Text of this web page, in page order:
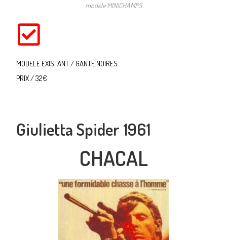
modele MINICHAMPS
MODELE EXISTANT / GANTE NOIRES
PRIX / 32€
Giulietta Spider 1961
CHACAL